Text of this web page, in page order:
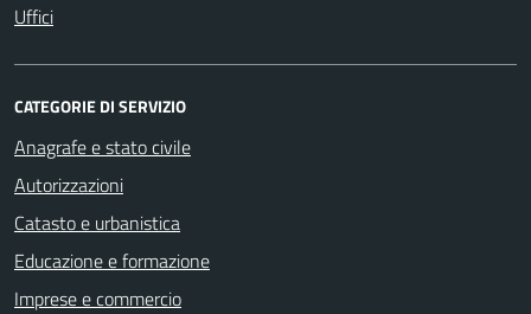
Uffici
CATEGORIE DI SERVIZIO
Anagrafe e stato civile
Autorizzazioni
Catasto e urbanistica
Educazione e formazione
Imprese e commercio